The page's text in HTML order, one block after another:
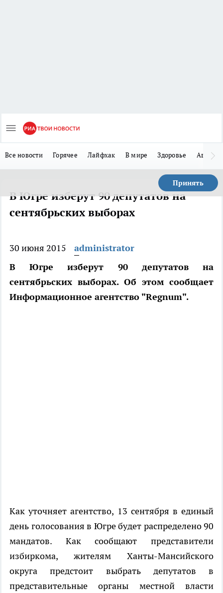
Все новости Горячее Лайфхак В мире Здоровье Авто
Принять
В Югре изберут 90 депутатов на
сентябрьских выборах
30 июня 2015
administrator
В Югре изберут 90 депутатов на
сентябрьских выборах. Об этом сообщает
Информационное агентство "Regnum".
Как уточняет агентство, 13 сентября в единый
день голосования в Югре будет распределено 90
мандатов. Как сообщают представители
избиркома, жителям Ханты-Мансийского
округа предстоит выбрать депутатов в
представительные органы местной власти